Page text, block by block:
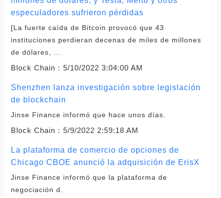
especuladores sufrieron pérdidas
[La fuerte caída de Bitcoin provocó que 43
instituciones perdieran decenas de miles de millones
de dólares, ...
Block Chain： 5/10/2022 3:04:00 AM
Shenzhen lanza investigación sobre legislación
de blockchain
Jinse Finance informó que hace unos días.
Block Chain： 5/9/2022 2:59:18 AM
La plataforma de comercio de opciones de
Chicago CBOE anunció la adquisición de ErisX
Jinse Finance informó que la plataforma de
negociación d.